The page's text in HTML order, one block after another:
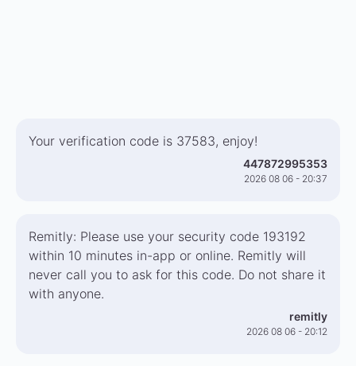
Your verification code is 37583, enjoy!
447872995353
2026 08 06 - 20:37
Remitly: Please use your security code 193192
within 10 minutes in-app or online. Remitly will
never call you to ask for this code. Do not share it
with anyone.
remitly
2026 08 06 - 20:12